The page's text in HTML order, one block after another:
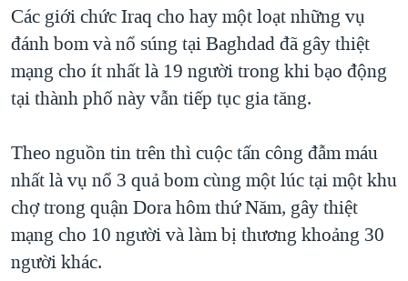
hướng
chính
Đi
tới
MỤC
TỰ DO BÁO CHÍ
VẠCH TRẦN TIN GIẢ
ĐỜI SỐNG
KINH TẾ
KHOA HỌC
SỨC KHOẺ
CHUYÊN ĐỀ
CHIẾN TRANH THƯƠNG MẠI CỦA MỸ: QUÁ KHỨ VÀ HIỆN
TẠI
MỘT NĂM CHIẾN TRANH TẠI DẢI GAZA
GIẢI MÃ VÀNH ĐAI & CON ĐƯỜNG
NGÀY TỊ NẠN THẾ GIỚI
TRỊNH VĨNH BÌNH - NGƯỜI HẠ 'BÊN THẮNG CUỘC'
HỌC TIẾNG ANH
NGHE
MẠNG XÃ HỘI
Các giới chức Iraq cho hay một loạt những vụ
đánh bom và nổ súng tại Baghdad đã gây thiệt
mạng cho ít nhất là 19 người trong khi bạo động
tại thành phố này vẫn tiếp tục gia tăng.
Theo nguồn tin trên thì cuộc tấn công đẫm máu
nhất là vụ nổ 3 quả bom cùng một lúc tại một khu
chợ trong quận Dora hôm thứ Năm, gây thiệt
mạng cho 10 người và làm bị thương khoảng 30
người khác.